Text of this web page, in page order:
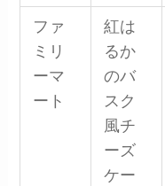
ファ
ミリ
ーマ
ート
紅は
るか
のバ
スク
風チ
ーズ
ケー